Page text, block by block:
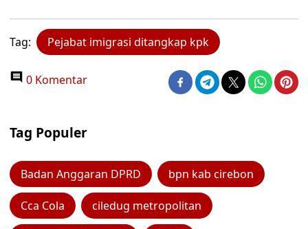
Tag: Pejabat imigrasi ditangkap kpk
0 Komentar
Tag Populer
Badan Anggaran DPRD bpn kab cirebon
Cca Cola ciledug metropolitan